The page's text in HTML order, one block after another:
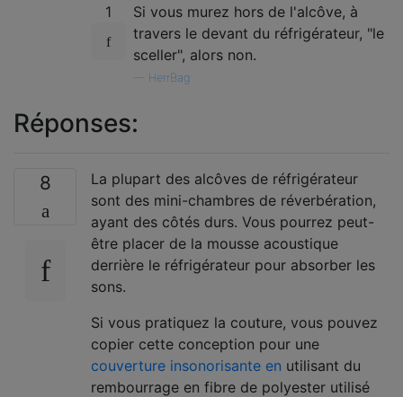
1
Si vous murez hors de l'alcôve, à
travers le devant du réfrigérateur, "le
sceller", alors non.
HerrBag
Réponses:
8
La plupart des alcôves de réfrigérateur
sont des mini-chambres de réverbération,
ayant des côtés durs. Vous pourrez peut-
être placer de la mousse acoustique
derrière le réfrigérateur pour absorber les
sons.
Si vous pratiquez la couture, vous pouvez
copier cette conception pour une
couverture insonorisante en utilisant du
rembourrage en fibre de polyester utilisé